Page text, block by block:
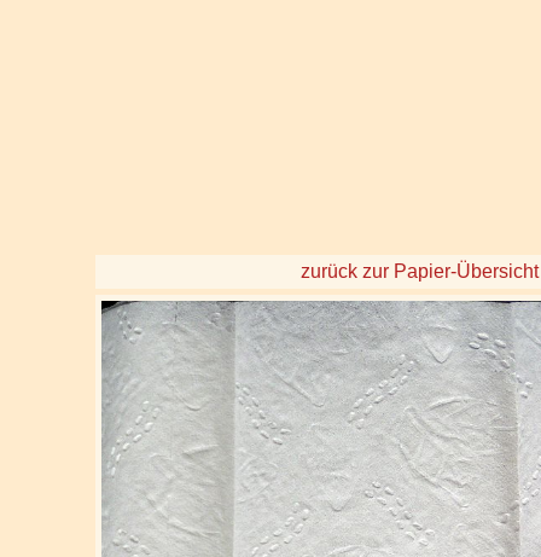
zurück zur Papier-Übersicht